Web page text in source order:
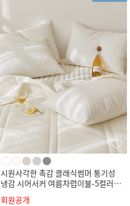
시원사각한 촉감 클래식썸머 통기성
냉감 시어서커 여름차렵이불-5컬러(S
회원공개